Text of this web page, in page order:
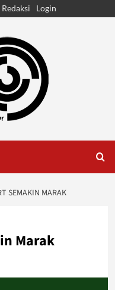
Redaksi Login
SEMAKIN MARAK
Marak